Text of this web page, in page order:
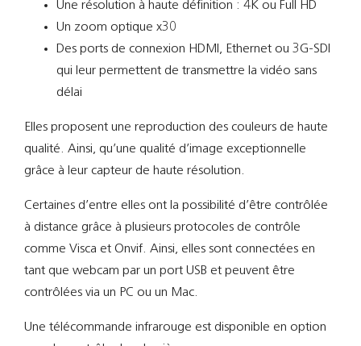
Une résolution à haute définition : 4K ou Full HD
Un zoom optique x30
Des ports de connexion HDMI, Ethernet ou 3G-SDI
qui leur permettent de transmettre la vidéo sans
délai
Elles proposent une reproduction des couleurs de haute
qualité. Ainsi, qu’une qualité d’image exceptionnelle
grâce à leur capteur de haute résolution.
Certaines d’entre elles ont la possibilité d’être contrôlée
à distance grâce à plusieurs protocoles de contrôle
comme Visca et Onvif. Ainsi, elles sont connectées en
tant que webcam par un port USB et peuvent être
contrôlées via un PC ou un Mac.
Une télécommande infrarouge est disponible en option